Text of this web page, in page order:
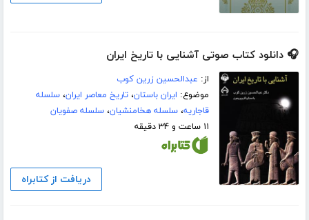
🎧 دانلود کتاب صوتی آشنایی با تاریخ ایران
از: عبدالحسین زرین کوب
موضوع: ایران باستان،تاریخ معاصر ایران،سلسله
قاجاریه،سلسله هخامنشیان،سلسله صفویان
۱۱ ساعت و ۳۴ دقیقه
دریافت از کتابراه